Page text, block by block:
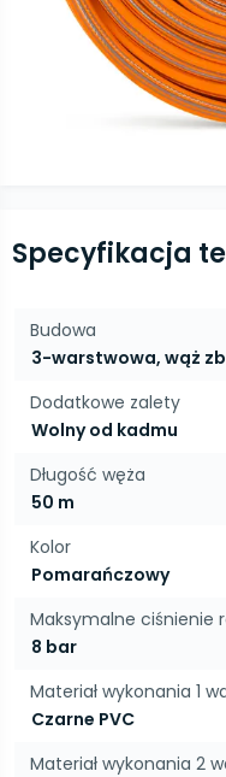
Specyfikacja
Budowa
3-warstwowa, wąż
Dodatkowe zalety
Wolny od kadmu
Długość węża
50 m
Kolor
Pomarańczowy
Maksymalne ciśnienie
8 bar
Materiał wykonania 1
Czarne PVC
Materiał wykonania 2